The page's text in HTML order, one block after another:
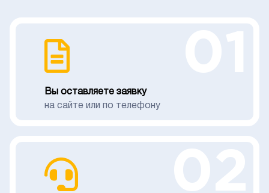
Вы оставляете заявку
на сайте или по телефону